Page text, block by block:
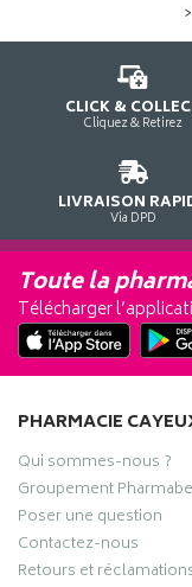
CLICK &
Cliquez & Retirez
LIVRAISON
Via DPD
Toute la
Télécharger
PHARMACIE
Qui sommes-nous ?
Groupement
Poser une question
Contactez-nous
Retours et